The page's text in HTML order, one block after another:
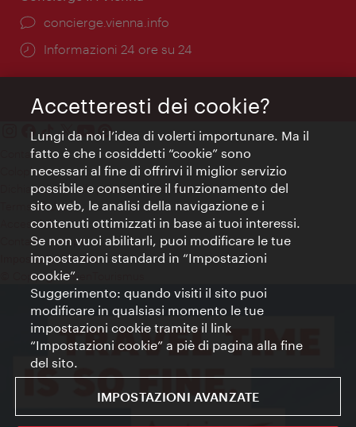
Ort:
concierge.vienna.info
Öffnungszeiten:
Informazioni 24 ore su 24
Contatti
Colophon
Dichiarazione sulla protezione dei dati
Terms of Use
Accessibilità
Contatto stampa
Impostazioni cookie
© Copyright WienTourismus
Accetteresti dei cookie?
Lungi da noi l’idea di volerti importunare. Ma il
fatto è che i cosiddetti “cookie” sono
necessari al fine di offrirvi il miglior servizio
possibile e consentire il funzionamento del
sito web, le analisi della navigazione e i
contenuti ottimizzati in base ai tuoi interessi.
Se non vuoi abilitarli, puoi modificare le tue
impostazioni standard in “Impostazioni
cookie”.
Suggerimento: quando visiti il sito puoi
modificare in qualsiasi momento le tue
impostazioni cookie tramite il link
“Impostazioni cookie” a piè di pagina alla fine
del sito.
IMPOSTAZIONI AVANZATE